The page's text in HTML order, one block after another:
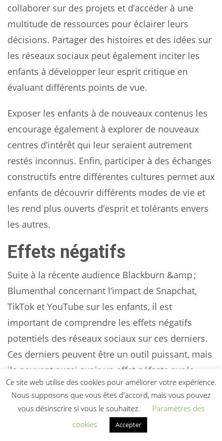
collaborer sur des projets et d’accéder à une
multitude de ressources pour éclairer leurs
décisions. Partager des histoires et des idées sur
les réseaux sociaux peut également inciter les
enfants à développer leur esprit critique en
évaluant différents points de vue.
Exposer les enfants à de nouveaux contenus les
encourage également à explorer de nouveaux
centres d’intérêt qui leur seraient autrement
restés inconnus. Enfin, participer à des échanges
constructifs entre différentes cultures permet aux
enfants de découvrir différents modes de vie et
les rend plus ouverts d’esprit et tolérants envers
les autres.
Effets négatifs
Suite à la récente audience Blackburn &amp ;
Blumenthal concernant l’impact de Snapchat,
TikTok et YouTube sur les enfants, il est
important de comprendre les effets négatifs
potentiels des réseaux sociaux sur ces derniers.
Ces derniers peuvent être un outil puissant, mais
ils peuvent aussi avoir un effet néfaste sur la
santé mentale et physique des enfants, leur
développement et leur réussite scolaire.
Cet article abordera certains des effets négatifs
Ce site web utilise des cookies pour améliorer votre expérience.
Nous supposons que vous êtes d'accord, mais vous pouvez
vous désinscrire si vous le souhaitez.
Paramètres des
cookies
Accepter